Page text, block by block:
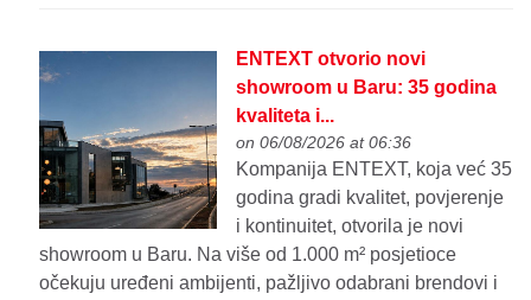
ENTEXT otvorio novi
showroom u Baru: 35 godina
kvaliteta i...
on 06/08/2026 at 06:36
Kompanija ENTEXT, koja već 35
godina gradi kvalitet, povjerenje
i kontinuitet, otvorila je novi
showroom u Baru. Na više od 1.000 m² posjetioce
očekuju uređeni ambijenti, pažljivo odabrani brendovi i